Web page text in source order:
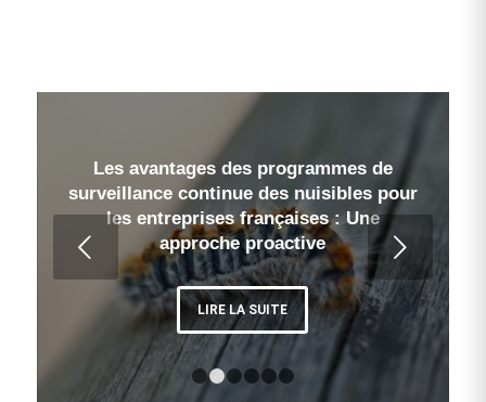
Les avantages des programmes de
surveillance continue des nuisibles pour
les entreprises françaises : Une
approche proactive
LIRE LA SUITE
Les conséquences économiques des
infestations de nuisibles pour les
entreprises françaises
LIRE LA SUITE
Suivant